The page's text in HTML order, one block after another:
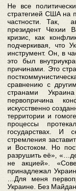
Не все
стратегией США на
частности. Так,
президент Чехии
кризис, как
подчеркивая, что
инструмент. Он, в
это был
причинами. Это
сравнению с
странами
первопричина
искусственно
территории и
процессы
государствах. И
стремления
и Востоком. Но
разрушить её»,
не акцией».
принадлежал
…Для меня
Украине. Без